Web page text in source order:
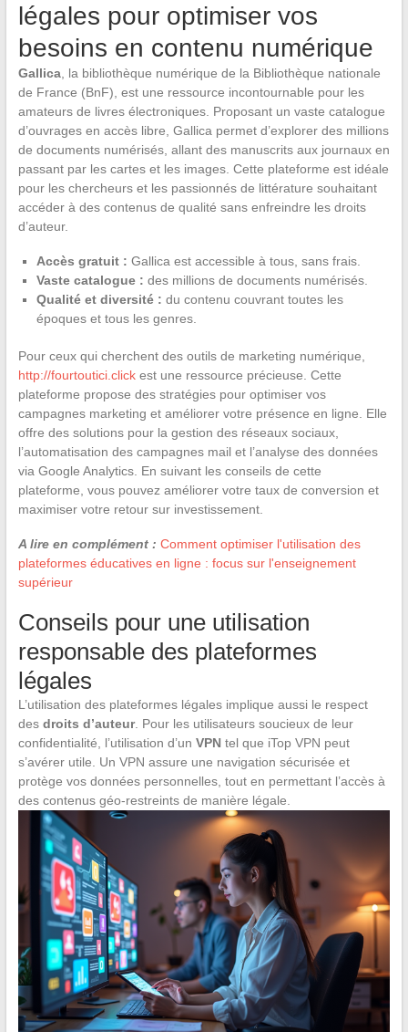
légales pour optimiser vos
besoins en contenu numérique
Gallica, la bibliothèque numérique de la Bibliothèque nationale
de France (BnF), est une ressource incontournable pour les
amateurs de livres électroniques. Proposant un vaste catalogue
d’ouvrages en accès libre, Gallica permet d’explorer des millions
de documents numérisés, allant des manuscrits aux journaux en
passant par les cartes et les images. Cette plateforme est idéale
pour les chercheurs et les passionnés de littérature souhaitant
accéder à des contenus de qualité sans enfreindre les droits
d’auteur.
Accès gratuit : Gallica est accessible à tous, sans frais.
Vaste catalogue : des millions de documents numérisés.
Qualité et diversité : du contenu couvrant toutes les
époques et tous les genres.
Pour ceux qui cherchent des outils de marketing numérique,
http://fourtoutici.clickest une ressource précieuse. Cette
plateforme propose des stratégies pour optimiser vos
campagnes marketing et améliorer votre présence en ligne. Elle
offre des solutions pour la gestion des réseaux sociaux,
l’automatisation des campagnes mail et l’analyse des données
via Google Analytics. En suivant les conseils de cette
plateforme, vous pouvez améliorer votre taux de conversion et
maximiser votre retour sur investissement.
A lire en complément : Comment optimiser l'utilisation des
plateformes éducatives en ligne : focus sur l'enseignement
supérieur
Conseils pour une utilisation
responsable des plateformes
légales
L’utilisation des plateformes légales implique aussi le respect
des droits d’auteur. Pour les utilisateurs soucieux de leur
confidentialité, l’utilisation d’un VPNtel que iTop VPN peut
s’avérer utile. Un VPN assure une navigation sécurisée et
protège vos données personnelles, tout en permettant l’accès à
des contenus géo-restreints de manière légale.